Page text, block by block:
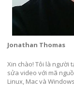
Jonathan Thomas
Xin chào! Tôi là người
sửa video với mã
Linux, Mac và